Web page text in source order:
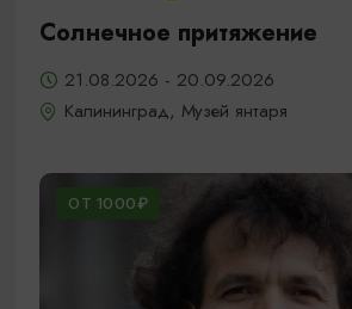
Солнечное притяжение
21.08.2026 - 20.09.2026
Калининград, Музей янтаря
ОТ 1000₽